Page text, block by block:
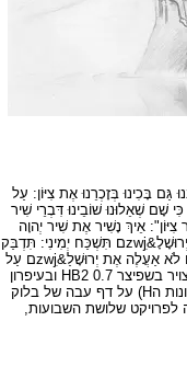
בָּכִינוּ בְּזָכְרֵנוּ אֶת צִיּוֹן: עַל
שָׁם שְׁאֵלוּנוּ שׁוֹבֵינוּ דִּבְרֵי שִׁיר
צִיּוֹן": אֵיךְ נָשִׁיר אֶת שִׁיר יְהוָה
עַל אַדְמַת נֵכָר?: אִם אֶשְׁכָּחֵךְ יְרוּשָׁלָ&zwjִם תִּשְׁכַּח יְמִינִי: תִּדְבַּק
לְשׁוֹנִי לְחִכִּי אִם לֹא אֶזְכְּרֵכִי אִם לֹא אַעֲלֶה אֶת יְרוּשָׁלַ&zwjִם עַל
רֹאשׁ שִׂמְחָתִי: [תהילים קל"ז. צויר בשפיצר HB2 0.7 ובעיפרון
ירוק 0כזה שמזכיר לי את עפרונות הH) על דף עבה של בלוק
לפרויקט שלושת השבועות,